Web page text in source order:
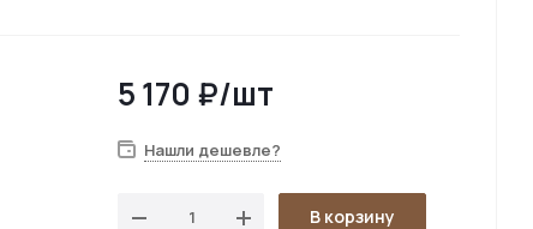
5 170 ₽/шт
Нашли дешевле?
В корзину